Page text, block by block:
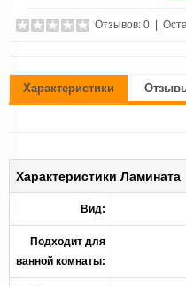
Отзывов: 0
Характеристики
Характеристики Ламината
Вид:
Подходит для
ванной комнаты: